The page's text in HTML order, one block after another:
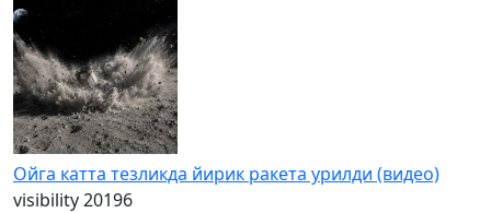
Ойга катта тезликда йирик ракета урилди (видео)
visibility20196